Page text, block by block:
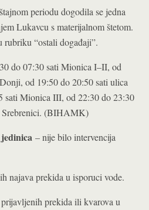
periodu dogodila se jedna
Lukavcu s materijalnom štetom.
rubriku “ostali događaji”.
do 07:30 sati Mionica I–II, od
od 19:50 do 20:50 sati ulica
sati Mionica III, od 22:30 do 23:30
Srebrenici. (BIHAMK)
– nije bilo intervencija
najava prekida u isporuci vode.
prekida ili kvarova u